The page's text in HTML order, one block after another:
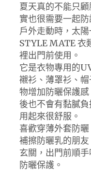
夏天真的不能只
實也很需要一起
戶外走動時，太
STYLE MATE 衣
裡出門前使用。
它是衣物專用的
襯衫、薄罩衫、
物增加防曬保護
後也不會有黏膩
用起來很舒服。
喜歡穿薄外套防
補擦防曬乳的朋
玄關，出門前順
防曬保護。